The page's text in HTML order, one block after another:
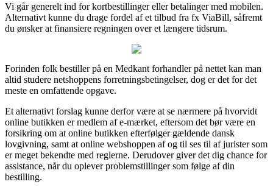
Vi går generelt ind for kortbestillinger eller betalinger med mobilen.
Alternativt kunne du drage fordel af et tilbud fra fx ViaBill, såfremt
du ønsker at finansiere regningen over et længere tidsrum.
Forinden folk bestiller på en Medkant forhandler på nettet kan man
altid studere netshoppens forretningsbetingelser, dog er det for det
meste en omfattende opgave.
Et alternativt forslag kunne derfor være at se nærmere på hvorvidt
online butikken er medlem af e-mærket, eftersom det bør være en
forsikring om at online butikken efterfølger gældende dansk
lovgivning, samt at online webshoppen af og til ses til af jurister som
er meget bekendte med reglerne. Derudover giver det dig chance for
assistance, når du oplever problemstillinger som følge af din
bestilling.